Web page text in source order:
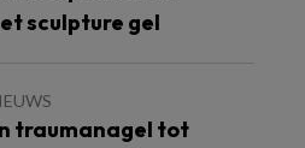
sculpture gel
traumanagel tot